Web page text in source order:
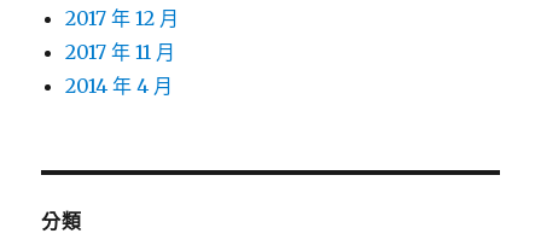
2017 年 12 月
2017 年 11 月
2014 年 4 月
分類